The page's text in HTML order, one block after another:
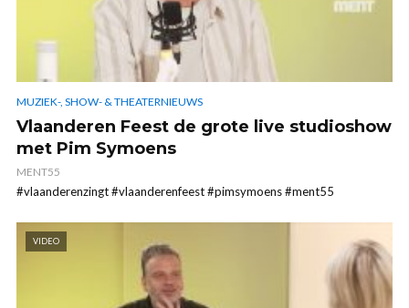
MUZIEK-, SHOW- & THEATERNIEUWS
Vlaanderen Feest de grote live studioshow
met Pim Symoens
MENT55
#vlaanderenzingt #vlaanderenfeest #pimsymoens #ment55
VIDEO